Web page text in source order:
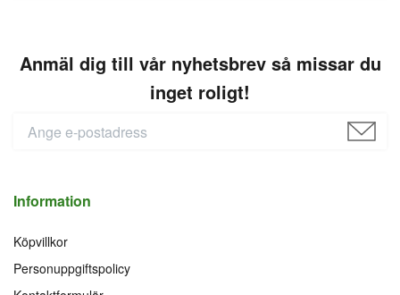
Anmäl dig till vår nyhetsbrev så missar du
inget roligt!
Information
Köpvillkor
Personuppgiftspolicy